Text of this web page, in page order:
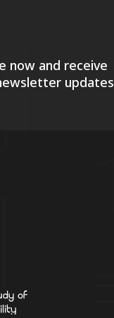
now and receive
updates